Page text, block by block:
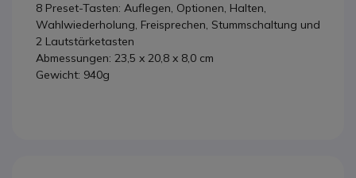
8 Preset-Tasten: Auflegen, Optionen, Halten,
Wahlwiederholung, Freisprechen, Stummschaltung und
2 Lautstärketasten
Abmessungen: 23,5 x 20,8 x 8,0 cm
Gewicht: 940g